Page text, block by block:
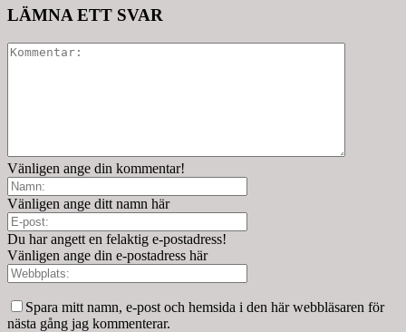
LÄMNA ETT SVAR
Vänligen ange din kommentar!
Vänligen ange ditt namn här
Du har angett en felaktig e-postadress!
Vänligen ange din e-postadress här
Spara mitt namn, e-post och hemsida i den här webbläsaren för
nästa gång jag kommenterar.